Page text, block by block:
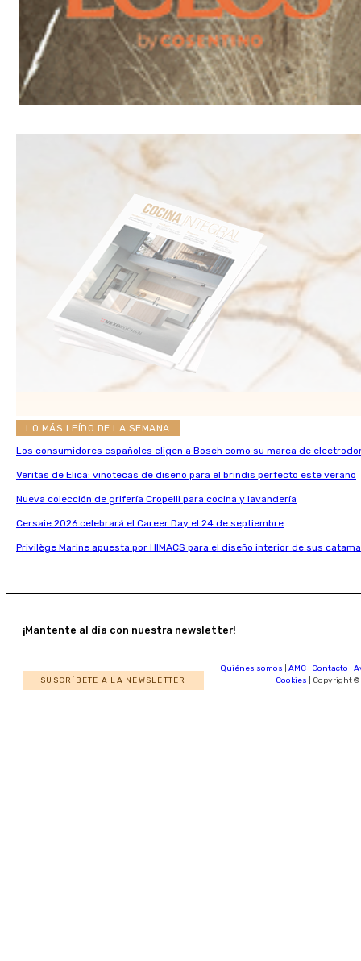
LO MÁS LEÍDO DE LA SEMANA
Los consumidores españoles eligen a Bosch como su marca de
Veritas de Elica: vinotecas de diseño para el brindis perfecto este verano
Nueva colección de grifería Cropelli para cocina y lavandería
Cersaie 2026 celebrará el Career Day el 24 de septiembre
Privilège Marine apuesta por HIMACS para el diseño interior de sus
¡Mantente al día con nuestra newsletter!
SUSCRÍBETE A LA NEWSLETTER
Quiénes somos AMC| Contacto
Cookies | Copyright